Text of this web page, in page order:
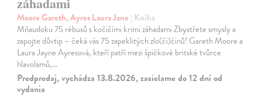
Moore Gareth, Ayres Laura Jane | Kniha
Mňaudoku 75 rébusů s kočičími krimi záhadami Zbystřete smysly a
zapojte důvtip – čeká vás 75 zapeklitých zlo(či)činů! Gareth Moore a
Laura Jayne Ayresová, kteří patří mezi špičkové britské tvůrce
hlavolamů,…
Predpredaj, vychádza 13.8.2026, zasielame do 12 dní od
vydania